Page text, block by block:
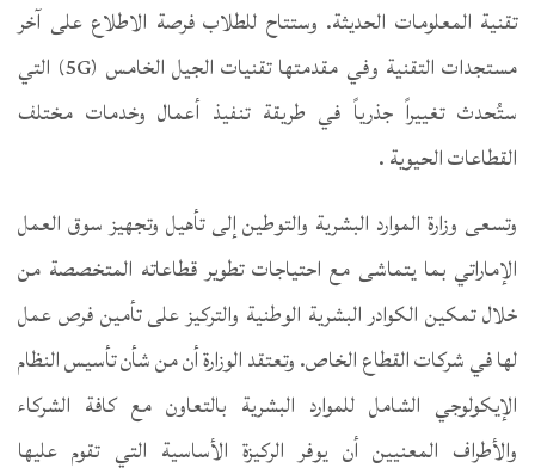
تقنية المعلومات الحديثة. وستتاح للطلاب فرصة الاطلاع على آخر
مستجدات التقنية وفي مقدمتها تقنيات الجيل الخامس (5G) التي
ستُحدث تغييراً جذرياً في طريقة تنفيذ أعمال وخدمات مختلف
القطاعات الحيوية .
وتسعى وزارة الموارد البشرية والتوطين إلى تأهيل وتجهيز سوق العمل
الإماراتي بما يتماشى مع احتياجات تطوير قطاعاته المتخصصة من
خلال تمكين الكوادر البشرية الوطنية والتركيز على تأمين فرص عمل
لها في شركات القطاع الخاص. وتعتقد الوزارة أن من شأن تأسيس النظام
الإيكولوجي الشامل للموارد البشرية بالتعاون مع كافة الشركاء
والأطراف المعنيين أن يوفر الركيزة الأساسية التي تقوم عليها